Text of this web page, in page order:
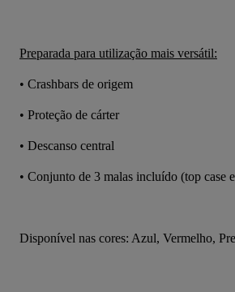
Preparada para utilização mais versátil:
• Crashbars de origem
• Proteção de cárter
• Descanso central
• Conjunto de 3 malas incluído (top case
Disponível nas cores: Azul, Vermelho,